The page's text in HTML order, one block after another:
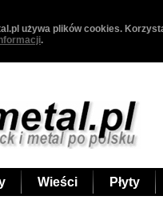
używa plików cookies.
.
Wieści Płyty